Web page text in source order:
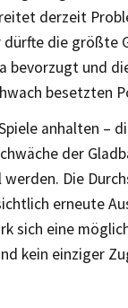
derzeit
die größte
bevorzugt und
besetzten
anhalten –
der
Die
erneute
sich eine
kein einziger